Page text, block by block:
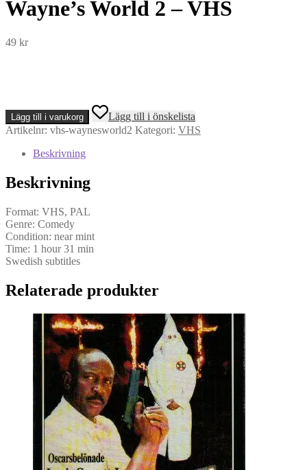
Wayne’s World 2 – VHS
49 kr
Wayne's
World
2
VHS
Lägg till i varukorg
Lägg till i önskelista
Artikelnr: vhs-waynesworld2 Kategori: VHS
Beskrivning
Beskrivning
Format: VHS, PAL
Genre: Comedy
Condition: near mint
Time: 1 hour 31 min
Swedish subtitles
Relaterade produkter